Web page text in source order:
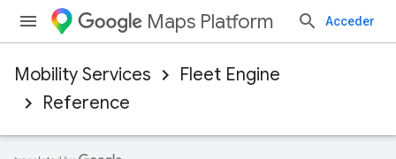
Maps Platform Acceder
Mobility Services
Fleet Engine
Reference